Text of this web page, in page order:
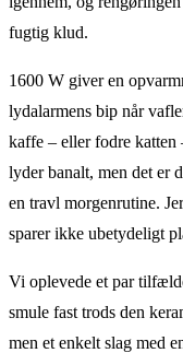
fugtig klud.
1600 W giver en
lydalarmens bip når
kaffe – eller fodre katten
lyder banalt, men det er
en travl morgenrutine.
sparer ikke ubetydeligt
Vi oplevede et par
smule fast trods den
men et enkelt slag med